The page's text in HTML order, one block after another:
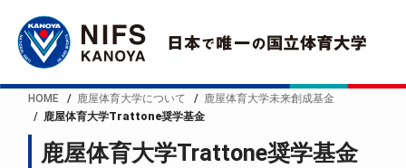
HOME 鹿屋体育大学について
鹿屋体育大学未来創成基金
鹿屋体育大学Trattone奨学基金
鹿屋体育大学Trattone奨学基金